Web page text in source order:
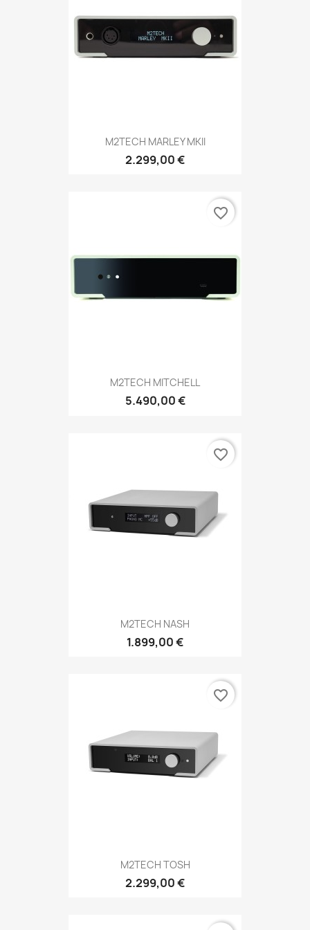
M2TECH MARLEY MKII
2.299,00 €
M2TECH MITCHELL
5.490,00 €
favorite_border
M2TECH NASH
1.899,00 €
favorite_border
M2TECH TOSH
2.299,00 €
favorite_border